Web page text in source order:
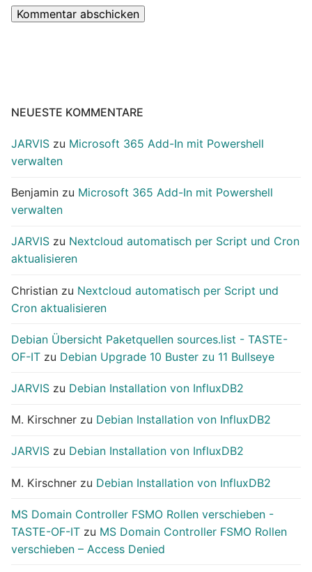
NEUESTE KOMMENTARE
JARVIS zu Microsoft 365 Add-In mit Powershell
verwalten
Benjamin zu Microsoft 365 Add-In mit Powershell
verwalten
JARVIS zu Nextcloud automatisch per Script und Cron
aktualisieren
Christian zu Nextcloud automatisch per Script und
Cron aktualisieren
Debian Übersicht Paketquellen sources.list - TASTE-
OF-IT zu Debian Upgrade 10 Buster zu 11 Bullseye
JARVIS zu Debian Installation von InfluxDB2
M. Kirschner zu Debian Installation von InfluxDB2
JARVIS zu Debian Installation von InfluxDB2
M. Kirschner zu Debian Installation von InfluxDB2
MS Domain Controller FSMO Rollen verschieben -
TASTE-OF-IT zu MS Domain Controller FSMO Rollen
verschieben – Access Denied